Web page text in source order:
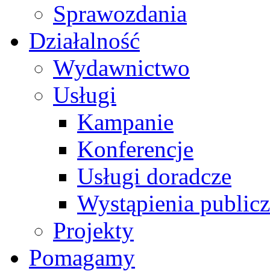
Sprawozdania
Działalność
Wydawnictwo
Usługi
Kampanie
Konferencje
Usługi doradcze
Wystąpienia
Projekty
Pomagamy